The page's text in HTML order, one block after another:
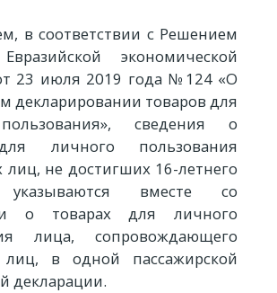
в соответствии с Решением
экономической
23 июля 2019 года №124 «О
декларировании товаров для
сведения о
личного пользования
лиц, не достигших 16-летнего
указываются вместе со
о товарах для личного
лица, сопровождающего
лиц, в одной пассажирской
декларации.